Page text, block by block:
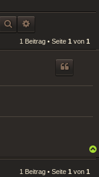
SUCHE
1 Beitrag • Seite 1 von 1
1 Beitrag • Seite 1 von 1